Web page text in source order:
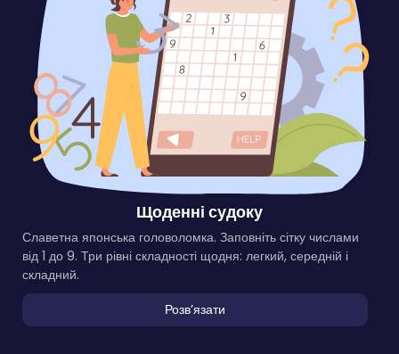
Щоденні судоку
Славетна японська головоломка. Заповніть сітку числами
від 1 до 9. Три рівні складності щодня: легкий, середній і
складний.
Розвʼязати